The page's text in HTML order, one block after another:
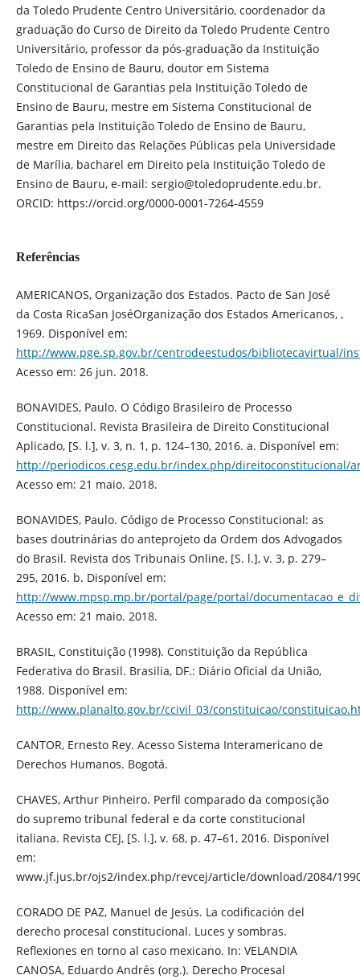
da Toledo Prudente Centro Universitário, coordenador da
graduação do Curso de Direito da Toledo Prudente Centro
Universitário, professor da pós-graduação da Instituição
Toledo de Ensino de Bauru, doutor em Sistema
Constitucional de Garantias pela Instituição Toledo de
Ensino de Bauru, mestre em Sistema Constitucional de
Garantias pela Instituição Toledo de Ensino de Bauru,
mestre em Direito das Relações Públicas pela Universidade
de Marília, bacharel em Direito pela Instituição Toledo de
Ensino de Bauru, e-mail: sergio@toledoprudente.edu.br.
ORCID: https://orcid.org/0000-0001-7264-4559
Referências
AMERICANOS, Organização dos Estados. Pacto de San José
da Costa RicaSan JoséOrganização dos Estados Americanos, ,
1969. Disponível em:
http://www.pge.sp.gov.br/centrodeestudos/bibliotecavirtual/
Acesso em: 26 jun. 2018.
BONAVIDES, Paulo. O Código Brasileiro de Processo
Constitucional. Revista Brasileira de Direito Constitucional
Aplicado, [S. l.], v. 3, n. 1, p. 124–130, 2016. a. Disponível em:
http://periodicos.cesg.edu.br/index.php/direitoconstitucional/
Acesso em: 21 maio. 2018.
BONAVIDES, Paulo. Código de Processo Constitucional: as
bases doutrinárias do anteprojeto da Ordem dos Advogados
do Brasil. Revista dos Tribunais Online, [S. l.], v. 3, p. 279–
295, 2016. b. Disponível em:
http://www.mpsp.mp.br/portal/page/portal/
Acesso em: 21 maio. 2018.
BRASIL, Constituição (1998). Constituição da República
Federativa do Brasil. Brasilia, DF.: Diário Oficial da União,
1988. Disponível em:
http://www.planalto.gov.br/ccivil_03/constituicao/
CANTOR, Ernesto Rey. Acesso Sistema Interamericano de
Derechos Humanos. Bogotá.
CHAVES, Arthur Pinheiro. Perfil comparado da composição
do supremo tribunal federal e da corte constitucional
italiana. Revista CEJ, [S. l.], v. 68, p. 47–61, 2016. Disponível
em:
www.jf.jus.br/ojs2/index.php/revcej/article/download/2084/
CORADO DE PAZ, Manuel de Jesús. La codificación del
derecho procesal constitucional. Luces y sombras.
Reflexiones en torno al caso mexicano. In: VELANDIA
CANOSA, Eduardo Andrés (org.). Derecho Procesal